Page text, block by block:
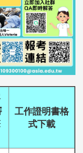
工作證明書格
式下載